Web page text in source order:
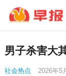
男子杀害大
社会热点 2026年5